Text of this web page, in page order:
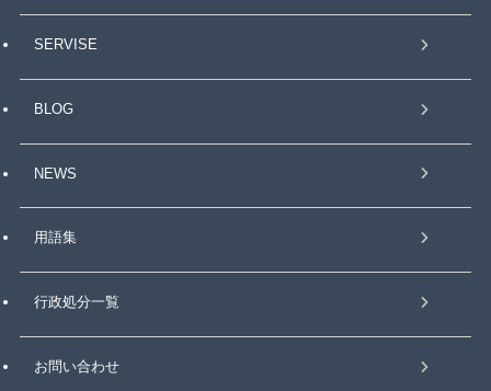
SERVISE
BLOG
NEWS
用語集
行政処分一覧
お問い合わせ